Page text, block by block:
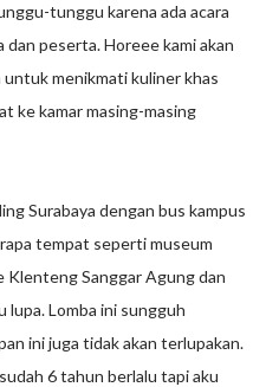
tunggu karena ada acara
dan peserta. Horeee kami akan
untuk menikmati kuliner khas
ke kamar masing-masing
Surabaya dengan bus kampus
tempat seperti museum
Klenteng Sanggar Agung dan
lupa. Lomba ini sungguh
ini juga tidak akan terlupakan.
6 tahun berlalu tapi aku